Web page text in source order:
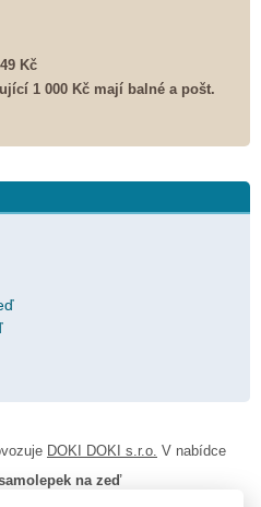
49 Kč
1 000 Kč mají balné a pošt.
DOKI DOKI s.r.o. V nabídce
na zeď